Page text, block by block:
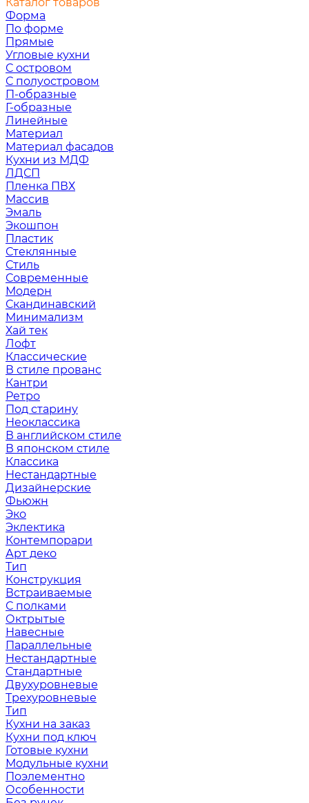
Форма
По форме
Прямые
Угловые кухни
С островом
С полуостровом
П-образные
Г-образные
Линейные
Материал
Материал фасадов
Кухни из МДФ
ЛДСП
Пленка ПВХ
Массив
Эмаль
Экошпон
Пластик
Стеклянные
Стиль
Современные
Модерн
Скандинавский
Минимализм
Хай тек
Лофт
Классические
В стиле прованс
Кантри
Ретро
Под старину
Неоклассика
В английском стиле
В японском стиле
Классика
Нестандартные
Дизайнерские
Фьюжн
Эко
Эклектика
Контемпорари
Арт деко
Тип
Конструкция
Встраиваемые
С полками
Октрытые
Навесные
Параллельные
Нестандартные
Стандартные
Двухуровневые
Трехуровневые
Тип
Кухни на заказ
Кухни под ключ
Готовые кухни
Модульные кухни
Поэлементно
Особенности